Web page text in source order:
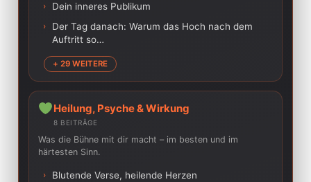
› Dein inneres Publikum
›
Der Tag danach: Warum das Hoch nach dem
Auftritt so…
+ 29 WEITERE
Heilung, Psyche & Wirkung
8 BEITRÄGE
Was die Bühne mit dir macht – im besten und im
härtesten Sinn.
› Blutende Verse, heilende Herzen